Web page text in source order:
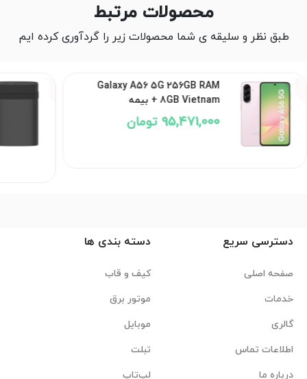
محصولات مرتبط
طبق نظر و سلیقه ی شما محصولات زیر را گردآوری کرده ایم
Galaxy A56 5G 256GB RAM
8GB Vietnam + بیمه
95,471,000 تومان
دسترسی سریع
صفحه اصلی
خدمات
گالری
اطلاعات تماس
درباره ما
دسته بندی ها
کیف و قاب
موتور برق
موبایل
تبلت
لپ‌تاپ